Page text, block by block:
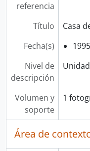
referencia
Título
Casa
Fecha(s)
Nivel de
descripción
Volumen y
soporte
1
Área de